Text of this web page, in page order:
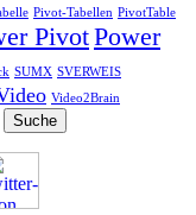
Pivot-Tabellen PivotTable
PivotPower
SUMX SVERWEIS
Video2Brain